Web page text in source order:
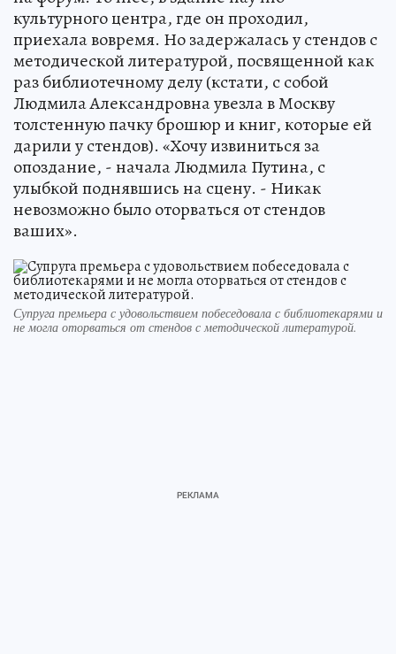
культурного центра, где он проходил,
приехала вовремя. Но задержалась у стендов с
методической литературой, посвященной как
раз библиотечному делу (кстати, с собой
Людмила Александровна увезла в Москву
толстенную пачку брошюр и книг, которые ей
дарили у стендов). «Хочу извиниться за
опоздание, - начала Людмила Путина, с
улыбкой поднявшись на сцену. - Никак
невозможно было оторваться от стендов
ваших».
Супруга премьера с удовольствием побеседовала с библиотекарями и
не могла оторваться от стендов с методической литературой.